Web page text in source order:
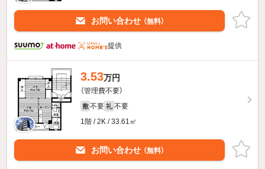
お問い合わせ （無料）
提供
3.53万円
（管理費不要）
敷 不要 礼 不要
1階 / 2K / 33.61㎡
お問い合わせ （無料）